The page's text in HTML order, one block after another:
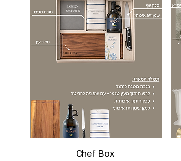
Chef Box